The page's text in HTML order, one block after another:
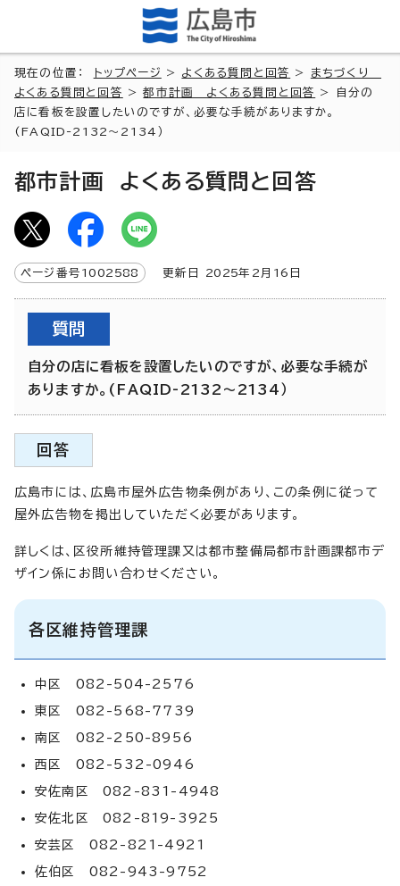
現在の位置： トップページ > よくある質問と回答 > まちづくり
よくある質問と回答
>都市計画 よくある質問と回答
> 自分の
店に看板を設置したいのですが、必要な手続がありますか。
(FAQID-2132～2134）
都市計画 よくある質問と回答
ページ番号 1002588 更新日 2025年2月 16 日
質問
自分の店に看板を設置したいのですが、必要な手続が
ありますか。(FAQID-2132～2134）
回答
広島市には、広島市屋外広告物条例があり、この条例に従って
屋外広告物を掲出していただく必要があります。
詳しくは、区役所維持管理課又は都市整備局都市計画課都市デ
ザイン係にお問い合わせください。
各区維持管理課
中区 082-504-2576
東区 082-568-7739
南区 082-250-8956
西区 082-532-0946
安佐南区 082-831-4948
安佐北区 082-819-3925
安芸区 082-821-4921
佐伯区 082-943-9752